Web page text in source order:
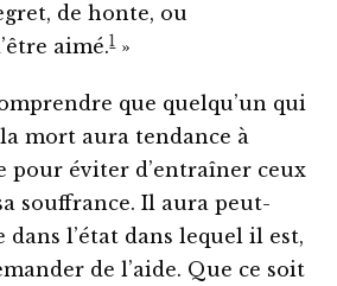
de honte, ou
aimé.1»
que quelqu’un qui
mort aura tendance à
pour éviter d’entraîner ceux
souffrance. Il aura peut-
dans l’état dans lequel il est,
de l’aide. Que ce soit